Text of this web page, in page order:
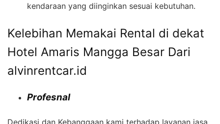
kendaraan yang diinginkan sesuai kebutuhan.
Kelebihan Memakai Rental di dekat
Hotel Amaris Mangga Besar Dari
alvinrentcar.id
Profesnal
Dedikasi dan Kebanggaan kami terhadap layanan jasa